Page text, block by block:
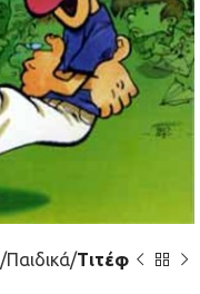
Παιδικά Τιτέφ